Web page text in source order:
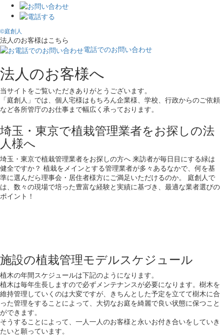
©庭創人
法人のお客様はこちら
電話でのお問い合わせ
法人のお客様へ
当サイトをご覧いただきありがとうございます。
「庭創人」では、個人宅様はもちろん企業様、学校、行政からのご依頼
など各所管庁のお仕事まで幅広く承っております。
埼玉・東京で植栽管理業者をお探しの法
人様へ
埼玉・東京で植栽管理業者をお探しの方へ 来訪者が毎日目にする緑は
健全ですか？ 植栽をメインとする管理業者が多々あるなかで、何を基
準に選んだら理事会・居住者様方にご満足いただけるのか。 庭創人で
は、数々の現場で培った豊富な経験と実績に基づき、最適な業者選びの
ポイント！
施設の植栽管理モデルスケジュール
植木の年間スケジュールは下記のようになります。
植木は毎年生長しますので必ずメンテナンスが必要になります。樹木を
維持管理していくのは大変ですが、きちんとした予定を立てて樹木に合
った管理をすることによって、大切なお庭を綺麗で良い状態に保つこと
ができます。
そうすることによって、一人一人のお客様と永いお付き合いをしていき
たいと願っています。